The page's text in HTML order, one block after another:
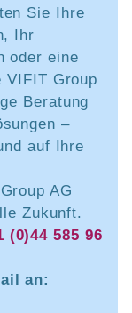
Sie Ihre
Ihr
oder eine
VIFIT Group
Beratung
–
auf Ihre
AG
Zukunft.
(0)44 585 96
an: